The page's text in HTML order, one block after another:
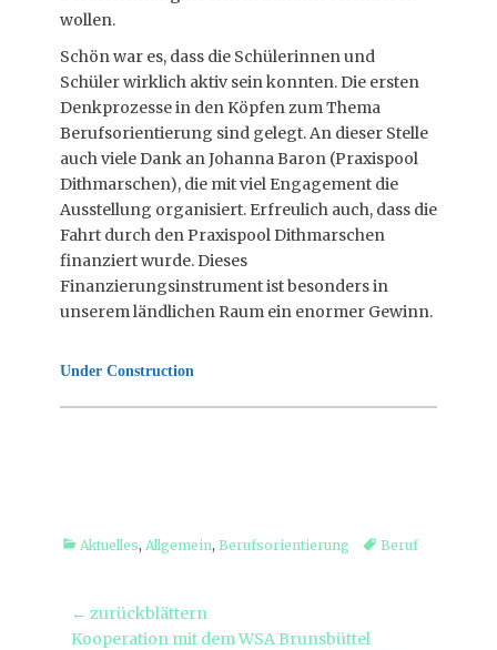
wollen.
Schön war es, dass die Schülerinnen und
Schüler wirklich aktiv sein konnten. Die ersten
Denkprozesse in den Köpfen zum Thema
Berufsorientierung sind gelegt. An dieser Stelle
auch viele Dank an Johanna Baron (Praxispool
Dithmarschen), die mit viel Engagement die
Ausstellung organisiert. Erfreulich auch, dass die
Fahrt durch den Praxispool Dithmarschen
finanziert wurde. Dieses
Finanzierungsinstrument ist besonders in
unserem ländlichen Raum ein enormer Gewinn.
Under Construction
Kategorien
Aktuelles, Allgemein, Berufsorientierung TagsBeruf
Beitragsnavigation
← zurückblättern
Vorheriger
Kooperation mit dem WSA Brunsbüttel